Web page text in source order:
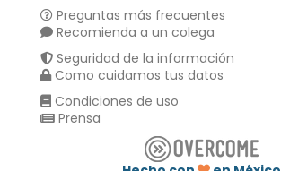
Preguntas más frecuentes
Recomienda a un colega
Seguridad de la información
Como cuidamos tus datos
Condiciones de uso
Prensa